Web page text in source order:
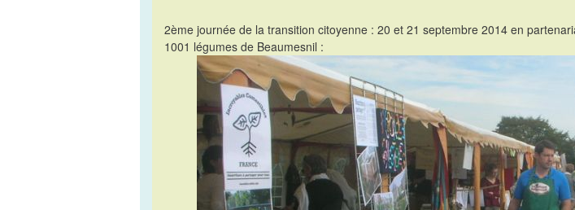
2ème journée de la transition citoyenne : 20 et 21 septembre 2014 en
1001 légumes de Beaumesnil :